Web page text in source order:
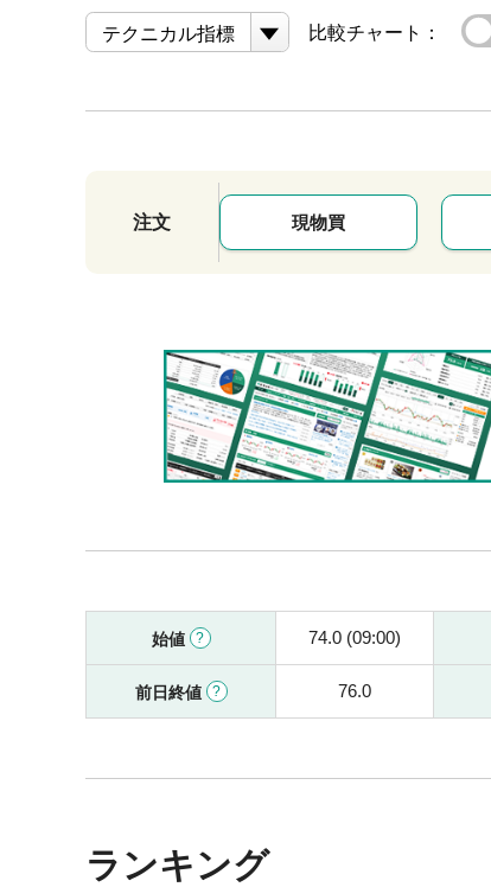
テクニカル指標 比較チャート：
注文 現物買
始値 74.0 (09:00)
前日終値 76.0
ランキング